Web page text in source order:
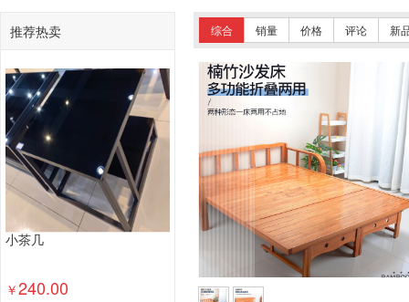
木骨架沙发类
金属骨架沙发类 其他椅凳类
竹制、藤制等材料椅凳类
木骨架为主的椅凳类
塑料台、桌类
木制台、桌类
其他床类
藤床类 竹床类 塑料床类
藤床
钢塑床类
钢木床类 色带 墨水盒
喷墨盒
数据库管理系统
特殊照相机 专用照相机
通用摄像机
其他视频会议系统设备
音视频矩
视频会议控制台
传真通信设备 扫描仪
碎
复印机
热水器 洗衣机 空气净化设备
空
激光打印机 喷墨打印机
防火墙
液晶显示器
平板式
台式计算机（含一体机台式电脑）
推荐热卖
小茶几
￥240.00
综合 销量 价格 评论 新